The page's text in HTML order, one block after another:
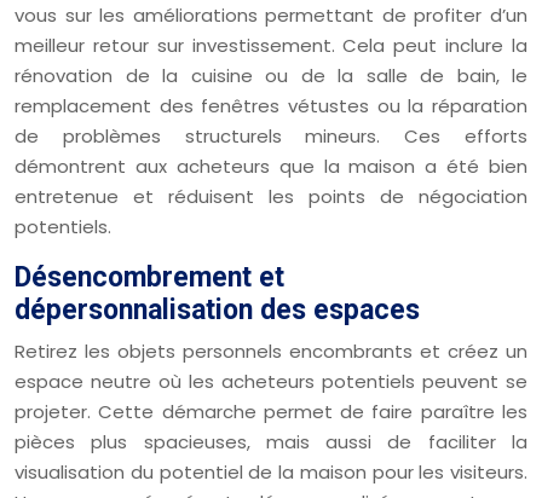
vous sur les améliorations permettant de profiter d’un
meilleur retour sur investissement. Cela peut inclure la
rénovation de la cuisine ou de la salle de bain, le
remplacement des fenêtres vétustes ou la réparation
de problèmes structurels mineurs. Ces efforts
démontrent aux acheteurs que la maison a été bien
entretenue et réduisent les points de négociation
potentiels.
Désencombrement et
dépersonnalisation des espaces
Retirez les objets personnels encombrants et créez un
espace neutre où les acheteurs potentiels peuvent se
projeter. Cette démarche permet de faire paraître les
pièces plus spacieuses, mais aussi de faciliter la
visualisation du potentiel de la maison pour les visiteurs.